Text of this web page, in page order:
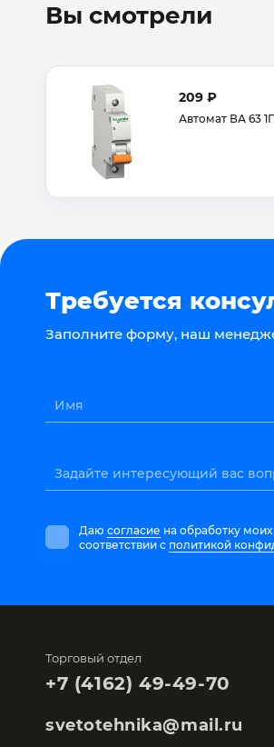
Вы смотрели
209 ₽
Автомат ВА 63
Требуется
Заполните форму, наш
Имя
Задайте интересующий вас
Даю согласие на обработку
соответствии с политикой
Торговый отдел
+7 (4162) 49-49-70
svetotehnika@mail.ru